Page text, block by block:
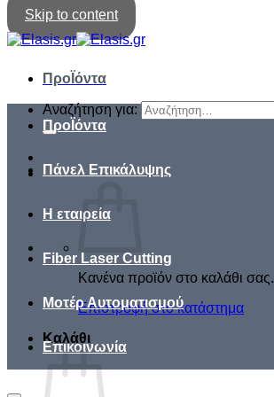
Skip to content
ΠροΪόντα
Αναζήτηση για:
Κανένα προϊόν στο καλάθι σας.
Επιστροφή στο κατάστημα
Καλάθι
ΠροΪόντα
Πάνελ Επικάλυψης
Η εταιρεία
Fiber Laser Cutting
Μοτέρ Αυτοματισμού
Επικοινωνία